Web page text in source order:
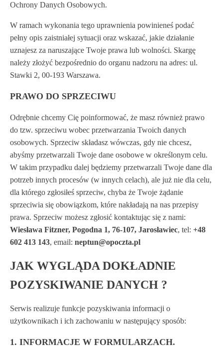
Ochrony Danych Osobowych.
W ramach wykonania tego uprawnienia powinieneś podać
pełny opis zaistniałej sytuacji oraz wskazać, jakie działanie
uznajesz za naruszające Twoje prawa lub wolności. Skargę
należy złożyć bezpośrednio do organu nadzoru na adres: ul.
Stawki 2, 00-193 Warszawa.
PRAWO DO SPRZECIWU
Odrębnie chcemy Cię poinformować, że masz również prawo
do tzw. sprzeciwu wobec przetwarzania Twoich danych
osobowych. Sprzeciw składasz wówczas, gdy nie chcesz,
abyśmy przetwarzali Twoje dane osobowe w określonym celu.
W takim przypadku dalej będziemy przetwarzali Twoje dane dla
potrzeb innych procesów (w innych celach), ale już nie dla celu,
dla którego zgłosiłeś sprzeciw, chyba że Twoje żądanie
sprzeciwia się obowiązkom, które nakładają na nas przepisy
prawa. Sprzeciw możesz zgłosić kontaktując się z nami:
Wiesława Fitzner, Pogodna 1, 76-107, Jarosławiec, tel: +48
602 413 143, email: neptun@opoczta.pl
JAK WYGLĄDA DOKŁADNIE
POZYSKIWANIE DANYCH ?
Serwis realizuje funkcje pozyskiwania informacji o
użytkownikach i ich zachowaniu w następujący sposób:
1. INFORMACJE W FORMULARZACH.